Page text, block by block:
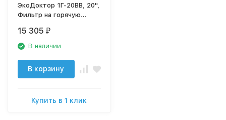
ЭкоДоктор 1Г-20ВВ, 20",
Фильтр на горячую
1" нержавейка
15 305 ₽
В наличии
В корзину
Купить в 1 клик